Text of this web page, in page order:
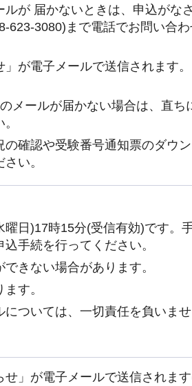
が 届かないときは、申込がな
623-3080)まで電話でお問い合わ
が電子メールで送信されます
メールが届かない場合は、直ち
確認や受験番号通知票のダウ
い。
日)17時15分(受信有効)です。
手続を行ってください。
きない場合があります。
す。
ついては、一切責任を負いませ
」が電子メールで送信されま